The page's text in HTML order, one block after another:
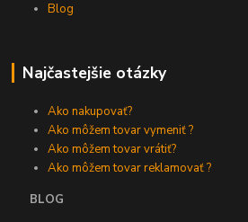
Blog
Najčastejšie otázky
Ako nakupovať?
Ako môžem tovar vymeniť ?
Ako môžem tovar vrátiť?
Ako môžem tovar reklamovať ?
BLOG